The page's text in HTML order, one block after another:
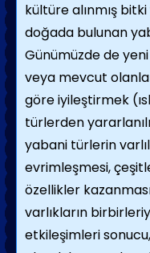
kültüre alınmış
doğada bulunan
Günümüzde de
veya mevcut
göre iyileştirmek
türlerden
yabani türlerin
evrimleşmesi,
özellikler
varlıkların
etkileşimleri